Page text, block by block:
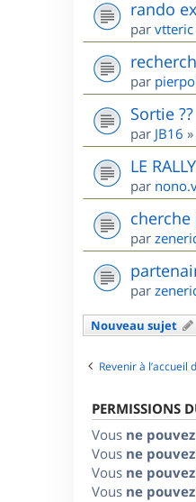
rando
par vtteric
par
Sortie ??
par JB16 »
LE
par
par
par
Nouveau sujet
Revenir à l’accueil
PERMISSIONS
Vous ne
Vous ne
Vous ne
Vous ne